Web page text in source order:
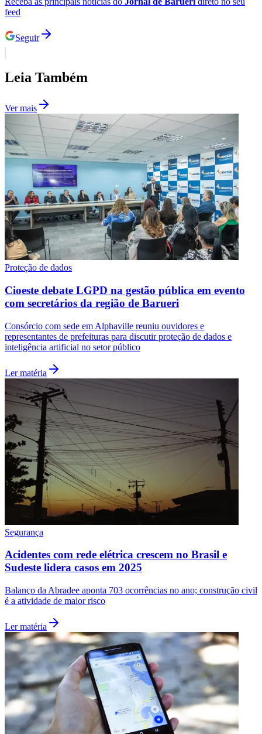
São Paulo
feed
Seguir
Leia Também
Ver mais
Proteção de dados
Cioeste debate LGPD na gestão pública em evento
com secretários da região de Barueri
Consórcio com sede em Alphaville reuniu ouvidores e
representantes de prefeituras para discutir proteção de dados e
inteligência artificial no setor público
Ler matéria
Segurança
Acidentes com rede elétrica crescem no Brasil e
Sudeste lidera casos em 2025
Balanço da Abradee aponta 703 ocorrências no ano; construção civil
é a atividade de maior risco
Ler matéria